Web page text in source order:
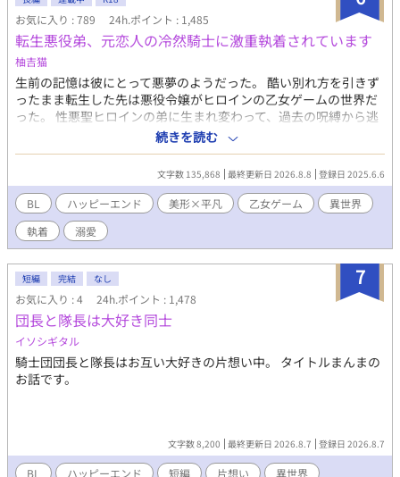
ロが絡むシーン、攻めが変態になるシーンがあります。 ちょこち
ょこ出てくるので、話のタイトルに※はつけてません。 いつでも
何でもウェルカムな方、どうぞ宜しくお願いします。 後で気づい
てサイレント修正する場合があります。
お気に入り : 789 24h.ポイント : 1,485
転生悪役弟、元恋人の冷然騎士に激重執着されています
柚吉猫
生前の記憶は彼にとって悪夢のようだった。 酷い別れ方を引きず
ったまま転生した先は悪役令嬢がヒロインの乙女ゲームの世界だ
った。 性悪聖ヒロインの弟に生まれ変わって、過去の呪縛から逃
れようと必死に生きてきた。 そんな彼の前に現れた竜王の化身で
ある騎士団長。 離れたいのに、皆に愛されている騎士様は離して
くれない。 姿形が違っても、魂でお互いは繋がっている。 冷然竜
王騎士団長×過去の呪縛を背負う悪役弟 今度こそ、本当の恋をし
よう。
続きを読む
文字数 135,868 最終更新日 2026.8.8 登録日 2025.6.6
BL ハッピーエンド 美形×平凡 乙女ゲーム
異世界
執着
溺愛
7
短編 完結 なし
お気に入り : 4 24h.ポイント : 1,478
団長と隊長は大好き同士
イソシギタル
騎士団団長と隊長はお互い大好きの片想い中。 タイトルまんまの
お話です。
文字数 8,200 最終更新日 2026.8.7 登録日 2026.8.7
BL ハッピーエンド 短編 片想い 異世界